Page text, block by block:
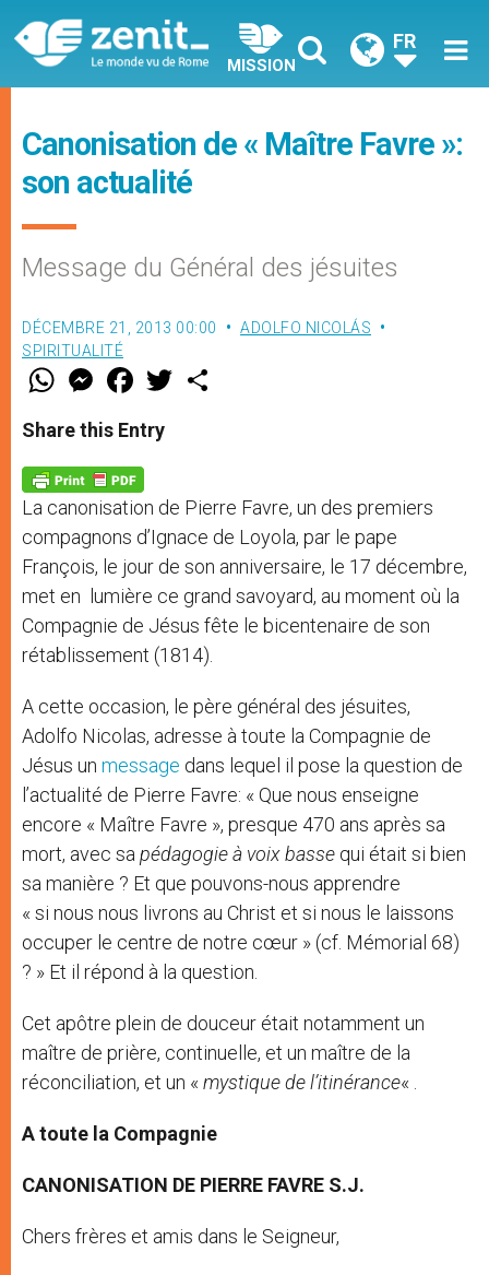
MISSION
FR
Canonisation de « Maître Favre »:
son actualité
Message du Général des jésuites
DÉCEMBRE 21, 2013 00:00
ADOLFO NICOLÁS
SPIRITUALITÉ
W
t
s
p
p
M
e
s
e
g
e
r
F
a
e
b
o
k
w
Share this Entry
La canonisation de Pierre Favre, un des premiers
compagnons d’Ignace de Loyola, par le pape
François, le jour de son anniversaire, le 17 décembre,
met en lumière ce grand savoyard, au moment où la
Compagnie de Jésus fête le bicentenaire de son
rétablissement (1814).
A cette occasion, le père général des jésuites,
Adolfo Nicolas, adresse à toute la Compagnie de
Jésus un message dans lequel il pose la question de
l’actualité de Pierre Favre: « Que nous enseigne
encore « Maître Favre », presque 470 ans après sa
mort, avec sa pédagogie à voix basse qui était si bien
sa manière ? Et que pouvons-nous apprendre
« si nous nous livrons au Christ et si nous le laissons
occuper le centre de notre cœur » (cf. Mémorial 68)
? » Et il répond à la question.
Cet apôtre plein de douceur était notamment un
maître de prière, continuelle, et un maître de la
réconciliation, et un « mystique de l’itinérance« .
A toute la Compagnie
CANONISATION DE PIERRE FAVRE S.J.
Chers frères et amis dans le Seigneur,